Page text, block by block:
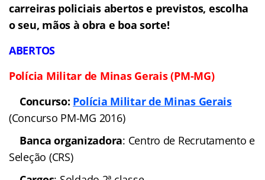
carreiras policiais abertos e previstos, escolha
o seu, mãos à obra e boa sorte!
ABERTOS
Polícia Militar de Minas Gerais (PM-MG)
Concurso:Polícia Militar
de Minas Gerais(Concurso PM-MG 2016)
Banca organizadora:
Centro de Recrutamento e Seleção (CRS)